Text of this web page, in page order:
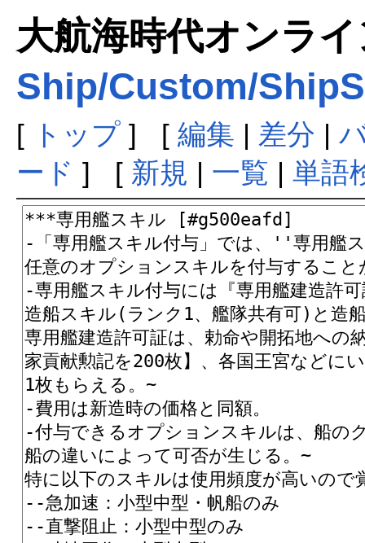
大航海時代オンラ
Ship/Custom/
[ トップ] [ 編集 | 差分 |
ード ] [ 新規 | 一覧 | 単語